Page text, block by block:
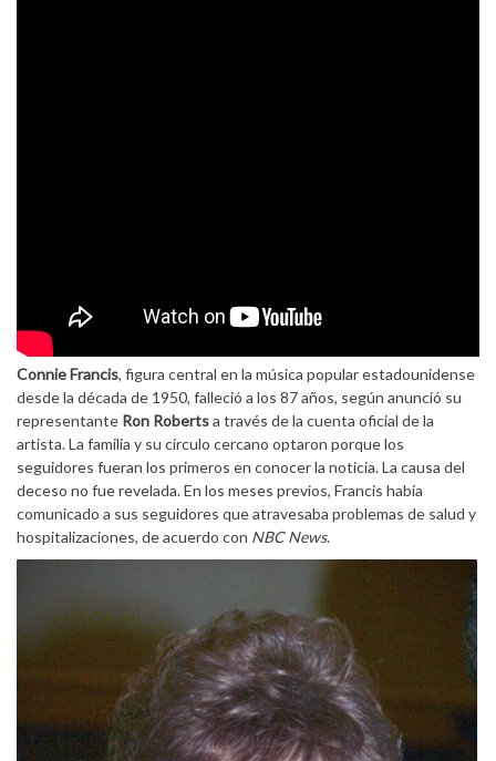
Connie Francis, figura central en la música popular estadounidense
desde la década de 1950, falleció a los 87 años, según anunció su
representante Ron Robertsa través de la cuenta oficial de la
artista. La familia y su círculo cercano optaron porque los
seguidores fueran los primeros en conocer la noticia. La causa del
deceso no fue revelada. En los meses previos, Francis había
comunicado a sus seguidores que atravesaba problemas de salud y
hospitalizaciones, de acuerdo con NBC News.